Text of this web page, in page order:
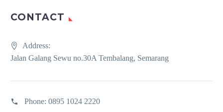
CONTACT
Address:
Jalan Galang Sewu no.30A Tembalang, Semarang
Phone: 0895 1024 2220